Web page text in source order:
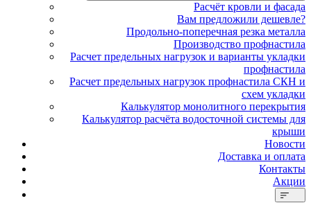
Расчёт кровли и фасада
Вам предложили дешевле?
Продольно-поперечная резка металла
Производство профнастила
Расчет предельных нагрузок и варианты укладки
профнастила
Расчет предельных нагрузок профнастила СКН и
схем укладки
Калькулятор монолитного перекрытия
Калькулятор расчёта водосточной системы для
крыши
Новости
Доставка и оплата
Контакты
Акции